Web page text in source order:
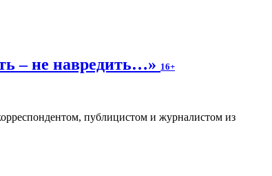
– не навредить…» 16+
публицистом и журналистом из